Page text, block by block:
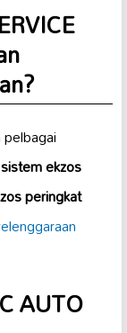
sistem ekzos
peringkat
AUTO